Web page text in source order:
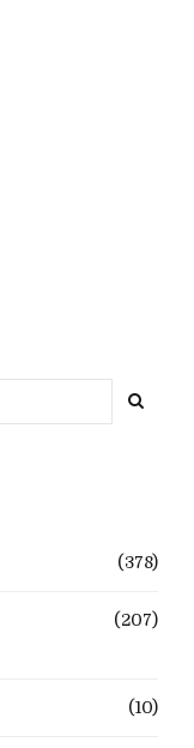
(378)
(207)
(10)